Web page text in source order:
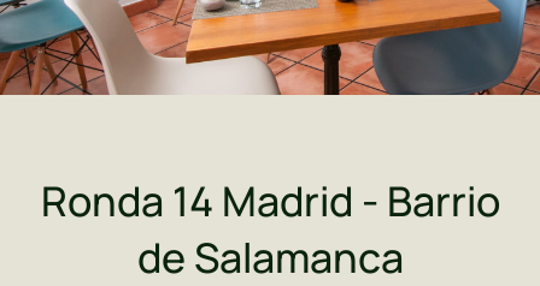
Ronda 14 Madrid - Barrio
de Salamanca